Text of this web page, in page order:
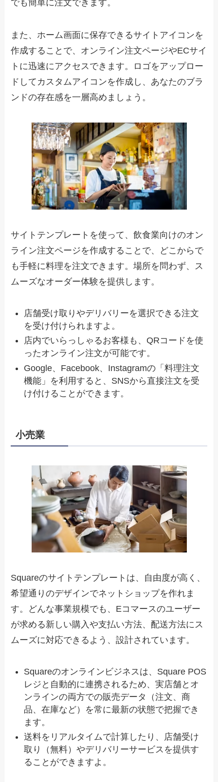
でも簡単に注文できます。
また、ホーム画面に保存できるサイトアイコンを
作成することで、オンライン注文ページやECサイ
トに迅速にアクセスできます。ロゴをアップロー
ドしてカスタムアイコンを作成し、あなたのブラ
ンドの存在感を一層高めましょう。
サイトテンプレートを使って、飲食業向けのオン
ライン注文ページを作成することで、どこからで
も手軽に料理を注文できます。場所を問わず、ス
ムーズなオーダー体験を提供します。
店舗受け取りやデリバリーを選択できる注文
を受け付けられますよ。
店内でいらっしゃるお客様も、QRコードを使
ったオンライン注文が可能です。
Google、Facebook、Instagramの「料理注文
機能」を利用すると、SNSから直接注文を受
け付けることができます。
小売業
Squareのサイトテンプレートは、自由度が高く、
希望通りのデザインでネットショップを作れま
す。どんな事業規模でも、Eコマースのユーザー
が求める新しい購入や支払い方法、配送方法にス
ムーズに対応できるよう、設計されています。
Squareのオンラインビジネスは、Square POS
レジと自動的に連携されるため、実店舗とオ
ンラインの両方での販売データ（注文、商
品、在庫など）を常に最新の状態で把握でき
ます。
送料をリアルタイムで計算したり、店舗受け
取り（無料）やデリバリーサービスを提供す
ることができますよ。